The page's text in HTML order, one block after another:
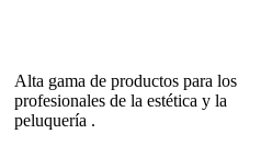
Alta gama de productos para los
profesionales de la estética y la
peluquería .